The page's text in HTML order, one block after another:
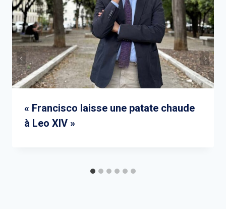
« Francisco laisse une patate chaude
à Leo XIV »